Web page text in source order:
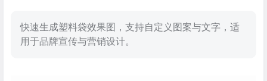
快速生成塑料袋效果图，支持自定义图案与文字，适
用于品牌宣传与营销设计。